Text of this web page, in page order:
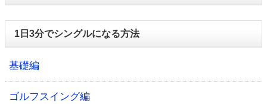
1日3分でシングルになる方法
基礎編
ゴルフスイング編